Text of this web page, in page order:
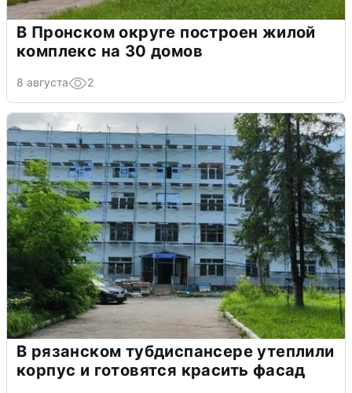
В Пронском округе построен жилой
комплекс на 30 домов
8 августа 2
В рязанском тубдиспансере утеплили
корпус и готовятся красить фасад